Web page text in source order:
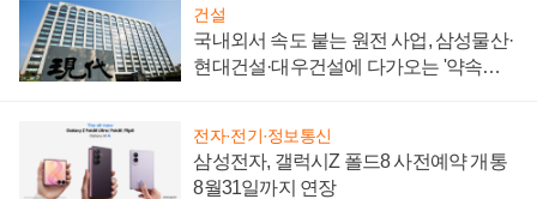
건설
국내외서 속도 붙는 원전 사업, 삼성물산·
현대건설·대우건설에 다가오는 '약속의
전자·전기·정보통신
삼성전자, 갤럭시Z 폴드8 사전예약 개통
8월31일까지 연장